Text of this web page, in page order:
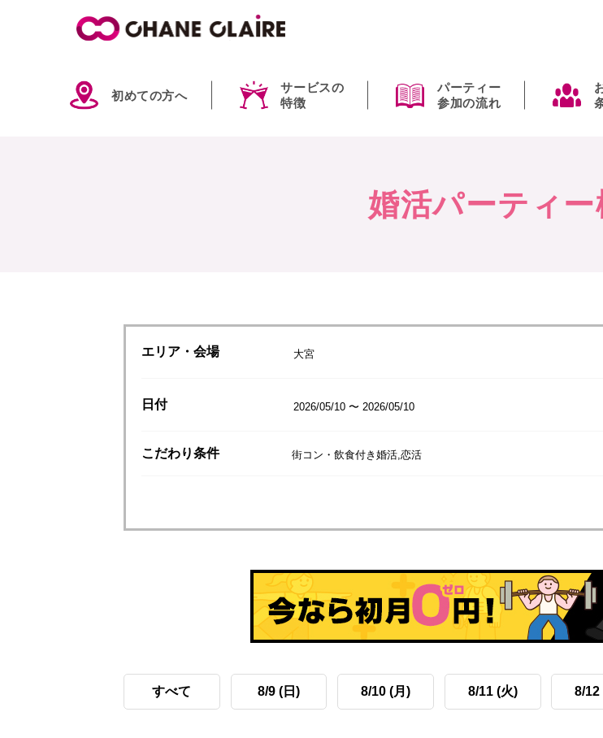
初めての方へ
サービスの
特徴
パーティー
参加の流れ
婚活パーティ
エリア・会場 大宮
日付 2026/05/10 〜 2026/05/10
こだわり条件 街コン・飲食付き婚活,恋活
すべて 8/9 (日) 8/10 (月) 8/11 (火) 8/12